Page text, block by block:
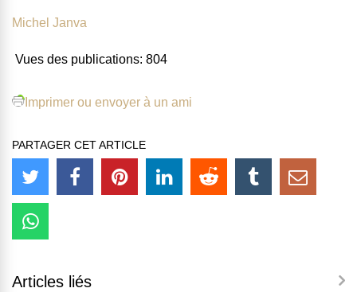
Michel Janva
Vues des publications: 804
Imprimer ou envoyer à un ami
PARTAGER CET ARTICLE
Articles liés